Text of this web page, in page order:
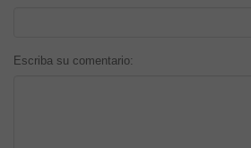
Escriba su comentario: